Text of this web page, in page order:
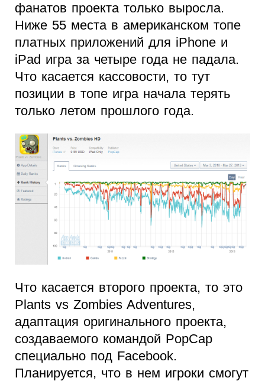
фанатов проекта только выросла.
Ниже 55 места в американском топе
платных приложений для iPhone и
iPad игра за четыре года не падала.
Что касается кассовости, то тут
позиции в топе игра начала терять
только летом прошлого года.
Что касается второго проекта, то это
Plants vs Zombies Adventures,
адаптация оригинального проекта,
создаваемого командой PopCap
специально под Facebook.
Планируется, что в нем игроки смогут